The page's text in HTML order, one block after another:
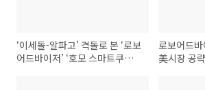
‘이세돌-알파고’ 격돌로 본 ‘로보
어드바이저’ ‘호모 스마트쿠스’
로보어드바
美시장 공